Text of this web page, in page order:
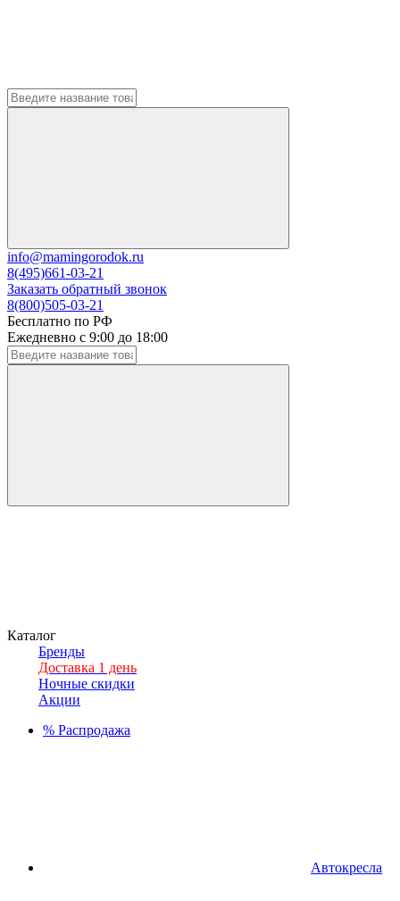
info@mamingorodok.ru
8(495)661-03-21
Заказать обратный звонок
8(800)505-03-21
Бесплатно по РФ
Ежедневно с 9:00 до 18:00
Каталог
Бренды
Доставка 1 день
Ночные скидки
Акции
% Распродажа
Автокресла